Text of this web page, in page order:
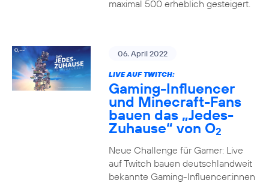
maximal 500 erheblich gesteigert.
06. April 2022
LIVE AUF TWITCH:
Gaming-Influencer
und Minecraft-Fans
bauen das „Jedes-
Zuhause“ von O2
Neue Challenge für Gamer: Live
auf Twitch bauen deutschlandweit
bekannte Gaming-Influencer:innen